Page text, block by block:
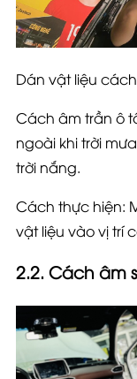
Dán vật liệu cách
Cách âm trần ô
ngoài khi trời
trời nắng.
Cách thực hiện:
vật liệu vào vị trí
2.2. Cách âm